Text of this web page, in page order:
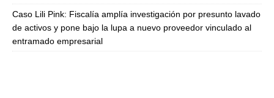
Caso Lili Pink: Fiscalía amplía investigación por presunto lavado
de activos y pone bajo la lupa a nuevo proveedor vinculado al
entramado empresarial